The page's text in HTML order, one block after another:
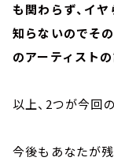
も関わらず、イ
知らないのでそ
のアーティスト
以上、2つが今回
今後もあなたが